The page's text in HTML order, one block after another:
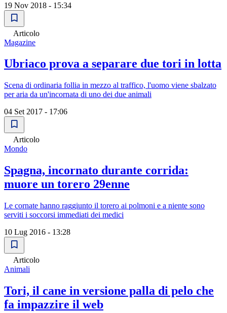
19 Nov 2018 - 15:34
Articolo
Magazine
Ubriaco prova a separare due tori in lotta
Scena di ordinaria follia in mezzo al traffico, l'uomo viene sbalzato
per aria da un'incornata di uno dei due animali
04 Set 2017 - 17:06
Articolo
Mondo
Spagna, incornato durante corrida:
muore un torero 29enne
Le cornate hanno raggiunto il torero ai polmoni e a niente sono
serviti i soccorsi immediati dei medici
10 Lug 2016 - 13:28
Articolo
Animali
Tori, il cane in versione palla di pelo che
fa impazzire il web